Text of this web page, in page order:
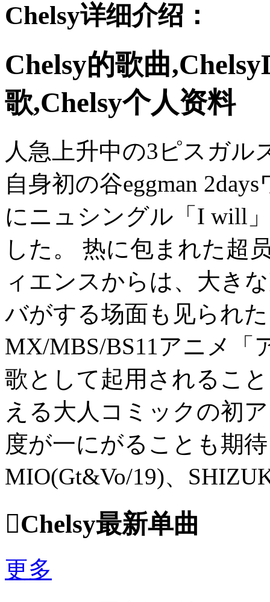
Chelsy详细介绍：
Chelsy的歌曲
歌,Chelsy个人资料
人急上升中の3ピスガル
自身初の谷eggman
にニュシングル「I will
した。 热に包まれた超
ィエンスからは、大き
バがする场面も见られ
MX/MBS/BS11アニメ「
歌として起用されるこ
える大人コミックの初
度が一にがることも期
MIO(Gt&Vo/19)、
Chelsy最新单曲
更多